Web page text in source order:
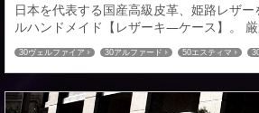
日本を代表する国産高級皮革、姫路レザ
ルハンドメイド【レザーキ―ケース】。
鞣し（なめし）による経年変化（エイジン
い風合いをお楽しみいただける車種専用【
を発売させていただきます。対応車種は
専用立体成型となります。 オーダーメイ
30ヴェルファイア 30アルファード 50エスティマ
80ハリアー